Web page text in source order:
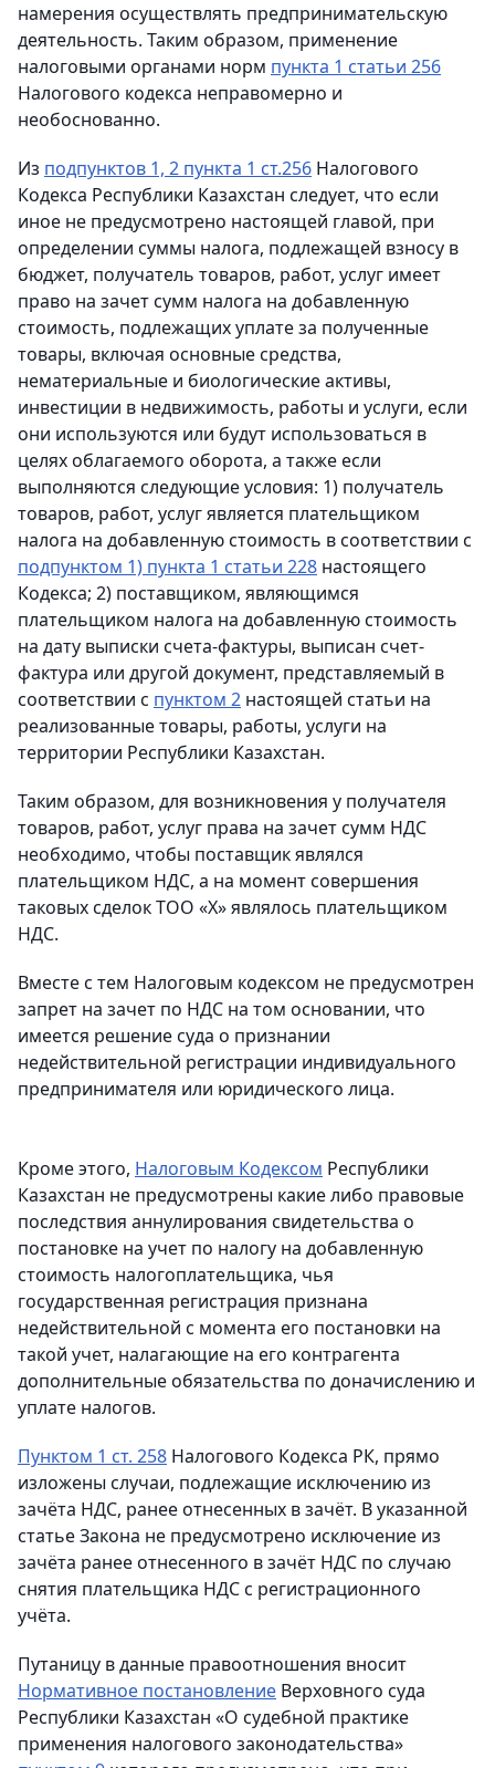
намерения осуществлять предпринимательскую
деятельность. Таким образом, применение
налоговыми органами норм пункта 1 статьи 256
Налогового кодекса неправомерно и
необоснованно.
Из подпунктов 1, 2 пункта 1 ст.256 Налогового
Кодекса Республики Казахстан следует, что если
иное не предусмотрено настоящей главой, при
определении суммы налога, подлежащей взносу в
бюджет, получатель товаров, работ, услуг имеет
право на зачет сумм налога на добавленную
стоимость, подлежащих уплате за полученные
товары, включая основные средства,
нематериальные и биологические активы,
инвестиции в недвижимость, работы и услуги, если
они используются или будут использоваться в
целях облагаемого оборота, а также если
выполняются следующие условия: 1) получатель
товаров, работ, услуг является плательщиком
налога на добавленную стоимость в соответствии с
подпунктом 1) пункта 1 статьи 228 настоящего
Кодекса; 2) поставщиком, являющимся
плательщиком налога на добавленную стоимость
на дату выписки счета-фактуры, выписан счет-
фактура или другой документ, представляемый в
соответствии с пунктом 2 настоящей статьи на
реализованные товары, работы, услуги на
территории Республики Казахстан.
Таким образом, для возникновения у получателя
товаров, работ, услуг права на зачет сумм НДС
необходимо, чтобы поставщик являлся
плательщиком НДС, а на момент совершения
таковых сделок ТОО «Х» являлось плательщиком
НДС.
Вместе с тем Налоговым кодексом не предусмотрен
запрет на зачет по НДС на том основании, что
имеется решение суда о признании
недействительной регистрации индивидуального
предпринимателя или юридического лица.
Кроме этого, Налоговым Кодексом Республики
Казахстан не предусмотрены какие либо правовые
последствия аннулирования свидетельства о
постановке на учет по налогу на добавленную
стоимость налогоплательщика, чья
государственная регистрация признана
недействительной с момента его постановки на
такой учет, налагающие на его контрагента
дополнительные обязательства по доначислению и
уплате налогов.
Пунктом 1 ст. 258 Налогового Кодекса РК, прямо
изложены случаи, подлежащие исключению из
зачёта НДС, ранее отнесенных в зачёт. В указанной
статье Закона не предусмотрено исключение из
зачёта ранее отнесенного в зачёт НДС по случаю
снятия плательщика НДС с регистрационного
учёта.
Путаницу в данные правоотношения вносит
Нормативное постановление Верховного суда
Республики Казахстан «О судебной практике
применения налогового законодательства»